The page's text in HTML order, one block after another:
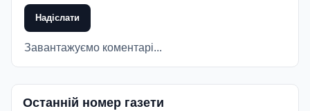
Надіслати
Завантажуємо коментарі...
Останній номер газети